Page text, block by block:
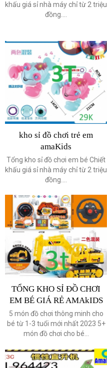
khấu giá sỉ nhà máy chỉ từ 2 triệu
đồng....
kho sỉ đồ chơi trẻ em
amaKids
Tổng kho sỉ đồ chơi em bé Chiết
khấu giá sỉ nhà máy chỉ từ 2 triệu
đồng....
TỔNG KHO SỈ ĐỒ CHƠI
EM BÉ GIÁ RẺ AMAkIDS
5 món đồ chơi thông minh cho
bé từ 1-3 tuổi mới nhất 2023 5+
món đồ chơi cho bé...